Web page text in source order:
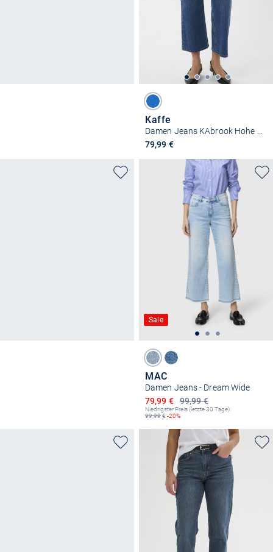
Kaffe
79,99 €
Sale
MAC
Damen Jeans - Dream Wide
99,99 €
Ermäßigter Preis
79,99 €
Niedrigster Preis (letzte 30 Tage):
99,99€ -20%